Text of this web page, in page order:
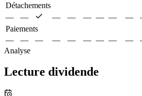
Détachements
—
— — — — — — —
Paiements
—
— — — — — — — —
Analyse
Lecture dividende